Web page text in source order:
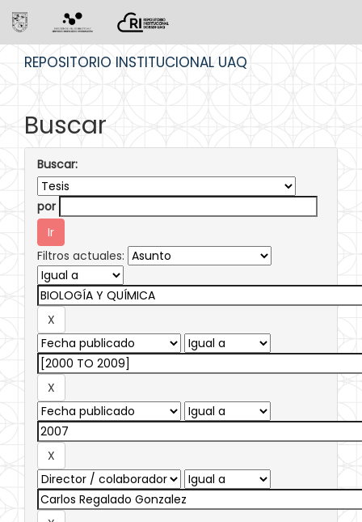
REPOSITORIO INSTITUCIONAL UAQ
Buscar
Buscar:
por
Filtros actuales: